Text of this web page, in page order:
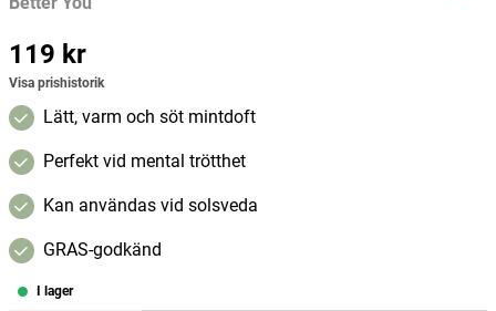
Pris :119 kr
119 kr
Visa prishistorik
Lätt, varm och söt mintdoft
Perfekt vid mental trötthet
Kan användas vid solsveda
GRAS-godkänd
I lager